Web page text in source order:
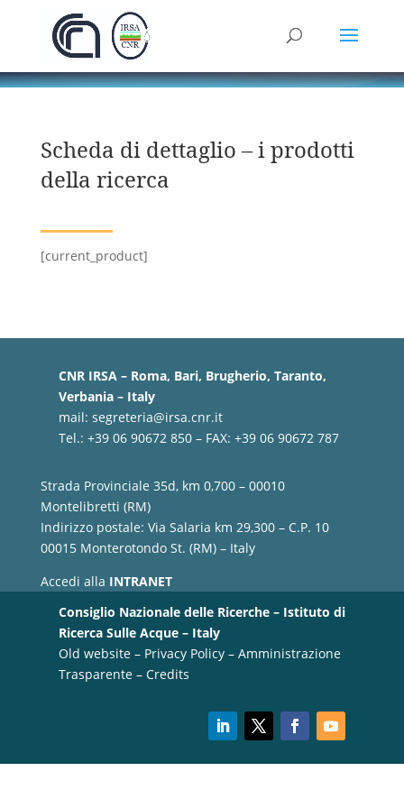
Scheda di dettaglio – i prodotti
della ricerca
[current_product]
CNR IRSA – Roma, Bari, Brugherio, Taranto,
Verbania – Italy
mail: segreteria@irsa.cnr.it
Tel.: +39 06 90672 850 – FAX: +39 06 90672 787
Strada Provinciale 35d, km 0,700 – 00010
Montelibretti (RM)
Indirizzo postale: Via Salaria km 29,300 – C.P. 10
00015 Monterotondo St. (RM) – Italy
Accedi alla INTRANET
Consiglio Nazionale delle Ricerche – Istituto di
Ricerca Sulle Acque – Italy
Old website– Privacy Policy– Amministrazione
Trasparente– Credits